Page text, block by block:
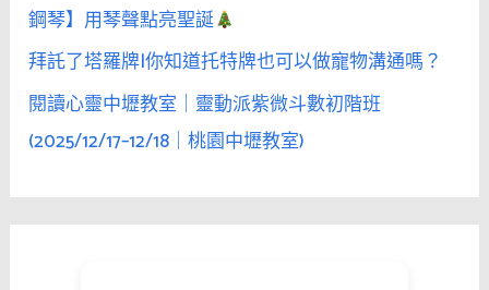
鋼琴】用琴聲點亮聖誕
拜託了塔羅牌|你知道托特牌也可以做寵物溝通嗎？
閱讀心靈中壢教室｜靈動派紫微斗數初階班
(2025/12/17–12/18｜桃園中壢教室)